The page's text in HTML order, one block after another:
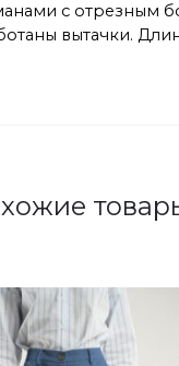
с отрезным
вытачки.